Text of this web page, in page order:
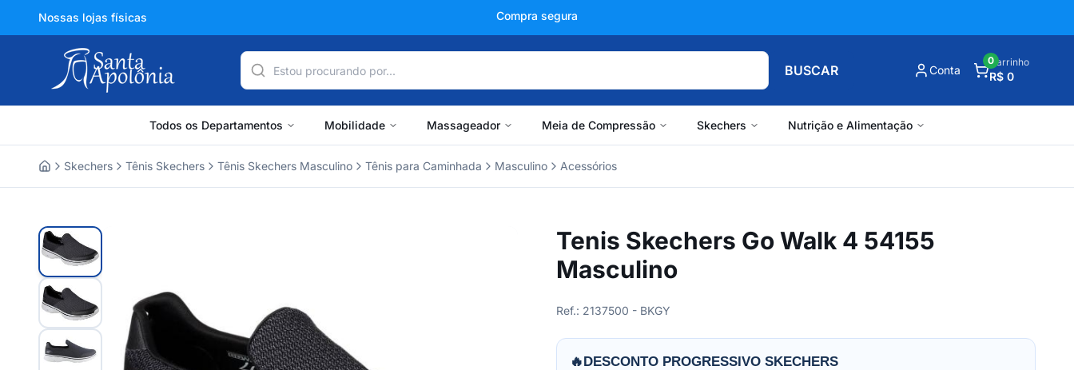
Nossas lojas físicas +150 mil avaliações
BUSCAR Conta
Carrinho
R$ 0
0
Todos os Departamentos Mobilidade Massageador Meia de Compressão Skechers Nutrição e Alimentação
Skechers Tênis Skechers Tênis Skechers Masculino Tênis para Caminhada Masculino Acessórios
Tenis Skechers Go Walk 4 54155
Masculino
Ref.: 2137500 - BKGY
🔥DESCONTO PROGRESSIVO SKECHERS